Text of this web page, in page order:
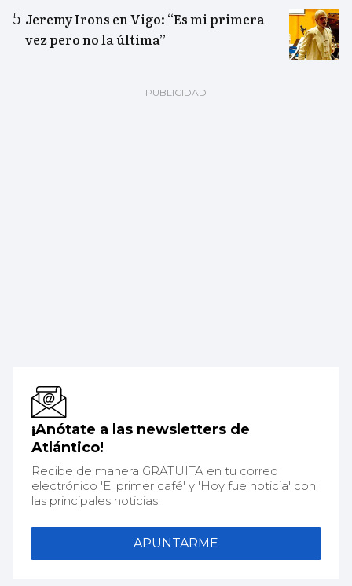
Jeremy Irons en Vigo: “Es mi primera
vez pero no la última”
¡Anótate a las newsletters de
Atlántico!
Recibe de manera GRATUITA en tu correo
electrónico 'El primer café' y 'Hoy fue noticia' con
las principales noticias.
APUNTARME